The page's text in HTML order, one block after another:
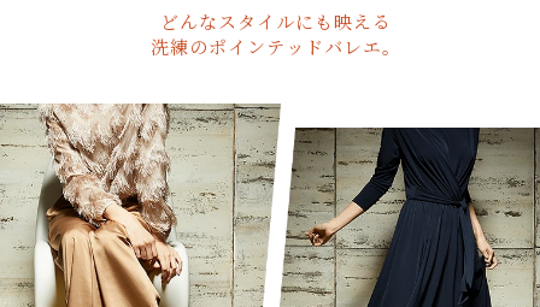
どんなスタイルにも映える
洗練のポインテッドバレエ。